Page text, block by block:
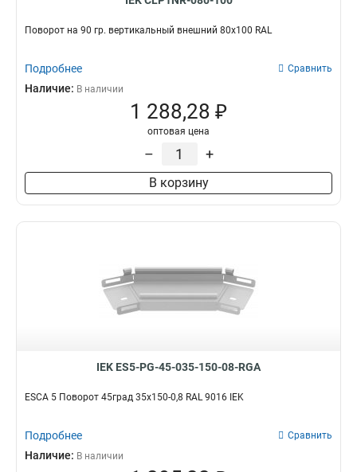
Поворот на 90 гр. вертикальный внешний 80х100 RAL
Подробнее Сравнить
Наличие: В наличии
1 288,28 ₽
оптовая цена
– +
В корзину
IEK ES5-PG-45-035-150-08-RGA
ESCA 5 Поворот 45град 35х150-0,8 RAL 9016 IEK
Подробнее Сравнить
Наличие: В наличии